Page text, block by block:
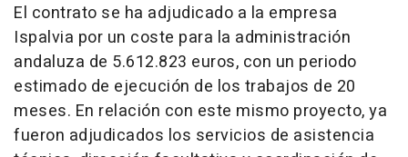
El contrato se ha adjudicado a la empresa
Ispalvia por un coste para la administración
andaluza de 5.612.823 euros, con un periodo
estimado de ejecución de los trabajos de 20
meses. En relación con este mismo proyecto, ya
fueron adjudicados los servicios de asistencia